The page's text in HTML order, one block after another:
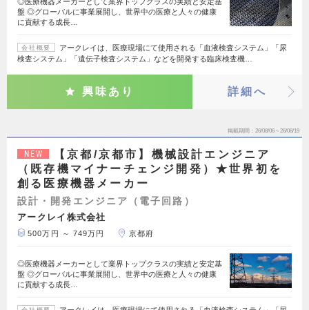
盤 ◎グローバルに事業展開し、世界中の医療と人々の健康
に貢献する成長…
会社概要
アークレイは、医療現場にて使用される「血液検査システム」「尿
検査システム」「遺伝子検査システム」などを開発する臨床検査機…
興味あり 詳細へ
掲載期間 26/08/06～26/08/19
NEW
【京都/京都市】機械設計エンジニア
（既存機マイナーチェンジ開発）★世界初を
創る医療機器メーカー
設計・開発エンジニア（電子回路）
アークレイ株式会社
500万円 ～ 749万円 京都府
◎医療機器メーカーとして業界トップクラスの実績と安定基
盤 ◎グローバルに事業展開し、世界中の医療と人々の健康
に貢献する成長…